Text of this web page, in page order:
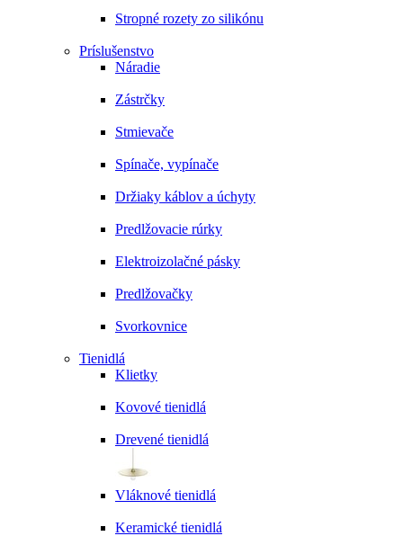
Stropné rozety zo silikónu
Príslušenstvo
Náradie
Zástrčky
Stmievače
Spínače, vypínače
Držiaky káblov a úchyty
Predlžovacie rúrky
Elektroizolačné pásky
Predlžovačky
Svorkovnice
Tienidlá
Klietky
Kovové tienidlá
Drevené tienidlá
Vláknové tienidlá
Keramické tienidlá